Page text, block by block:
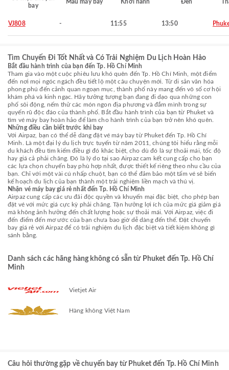
bay
Mẫu máy bay Khởi hành Đến
VJ808 - 11:55 13:50
Tìm Chuyến Đi Tốt Nhất và Có Trải Nghiệm Du Lịch Hoàn Hảo
Bắt đầu hành trình của bạn đến Tp. Hồ Chí Minh
Tham gia vào một cuộc phiêu lưu khó quên đến Tp. Hồ Chí Minh, một điểm
đến nơi mọi ngóc ngách đều tiết lộ một câu chuyện mới. Từ di sản văn hóa
phong phú đến cảnh quan ngoạn mục, thành phố này mang đến vô số cơ hội
khám phá và kinh ngạc. Hãy tưởng tượng bạn đang đi dạo qua những con
phố sôi động, nếm thử các món ngon địa phương và đắm mình trong sự
quyến rũ độc đáo của thành phố. Bắt đầu hành trình của bạn từ Phuket và
tìm vé máy bay hoàn hảo để làm cho hành trình của bạn trở nên khó quên.
Những điều cần biết trước khi bay
Với Airpaz, bạn có thể dễ dàng đặt vé máy bay từ Phuket đến Tp. Hồ Chí
Minh. Là một đại lý du lịch trực tuyến từ năm 2011, chúng tôi hiểu rằng mỗi
du khách đều tìm kiếm điều gì đó khác biệt, cho dù đó là sự thoải mái, tốc độ
hay giá cả phải chăng. Đó là lý do tại sao Airpaz cam kết cung cấp cho bạn
các lựa chọn chuyến bay phù hợp nhất, được thiết kế riêng theo nhu cầu của
bạn. Chỉ với một vài cú nhấp chuột, bạn có thể đảm bảo một tấm vé sẽ biến
kế hoạch du lịch của bạn thành một trải nghiệm liền mạch và thú vị.
Nhận vé máy bay giá rẻ nhất đến Tp. Hồ Chí Minh
Airpaz cung cấp các ưu đãi độc quyền và khuyến mại đặc biệt, cho phép bạn
đặt vé với mức giá cực kỳ phải chăng. Tận hưởng lợi ích của mức giá giảm giá
mà không ảnh hưởng đến chất lượng hoặc sự thoải mái. Với Airpaz, việc đi
đến điểm đến mơ ước của bạn chưa bao giờ dễ dàng đến thế. Đặt chuyến
bay giá rẻ với Airpaz để có trải nghiệm du lịch đặc biệt và tiết kiệm không gì
sánh bằng.
Danh sách các hãng hàng không có sẵn từ Phuket đến Tp. Hồ Chí
Minh
Vietjet Air
Hàng không Việt Nam
Câu hỏi thường gặp về chuyến bay từ Phuket đến Tp. Hồ Chí Minh